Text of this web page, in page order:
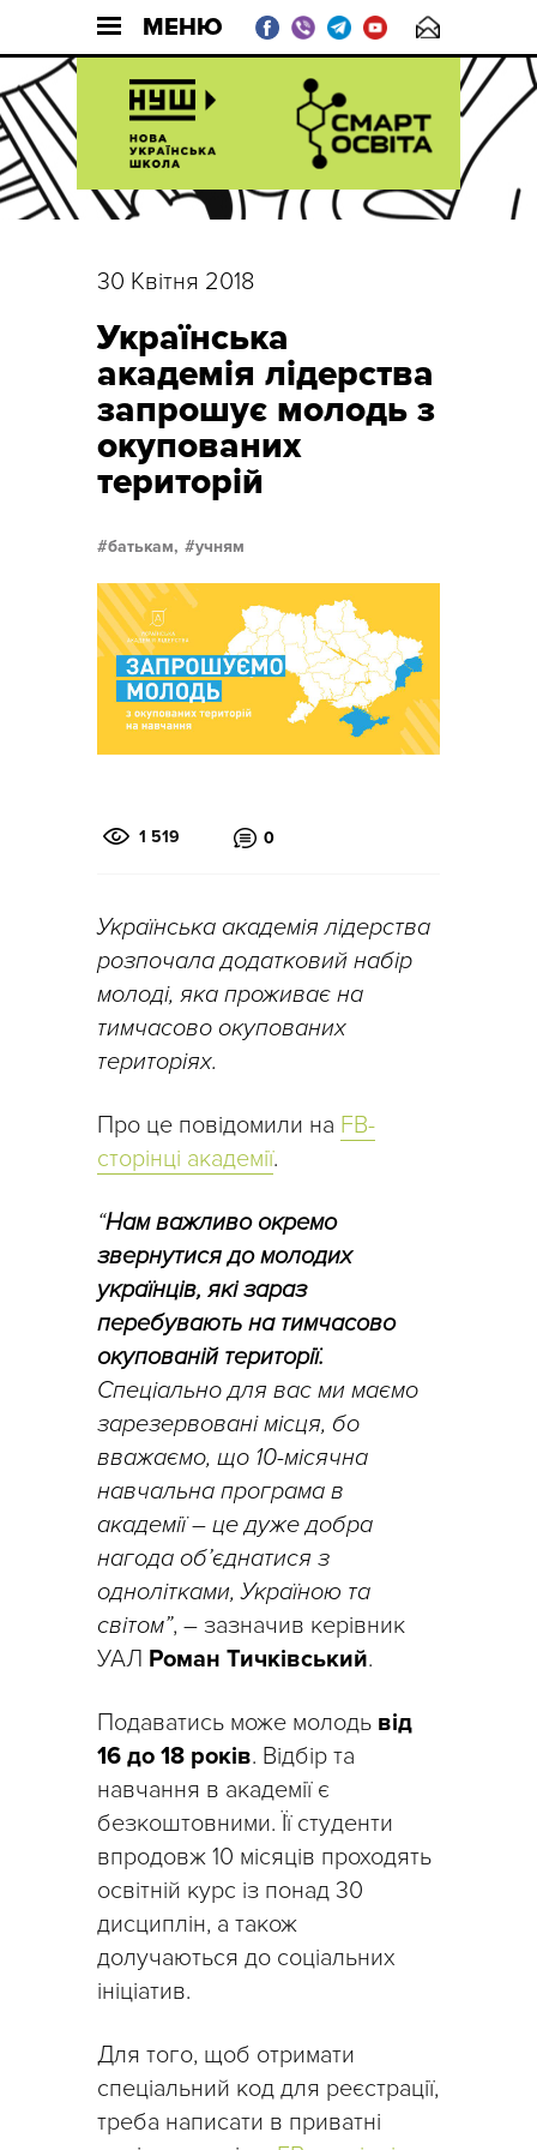
МЕНЮ
30 Квітня 2018
Українська
академія лідерства
запрошує молодь з
окупованих
територій
батькам, учням
1 519 0
Українська академія лідерства
розпочала додатковий набір
молоді, яка проживає на
тимчасово окупованих
територіях.
Про це повідомили на FB-
сторінці академії.
“Нам важливо окремо
звернутися до молодих
українців, які зараз
перебувають на тимчасово
окупованій території.
Спеціально для вас ми маємо
зарезервовані місця, бо
вважаємо, що 10-місячна
навчальна програма в
академії– це дуже добра
нагода об’єднатися з
однолітками, Україною та
світом”, – зазначив керівник
УАЛ Роман Тичківський.
Подаватись може молодь від
16 до 18 років. Відбір та
навчання в академії є
безкоштовними. Її студенти
впродовж 10 місяців проходять
освітній курс із понад 30
дисциплін, а також
долучаються до соціальних
ініціатив.
Для того, щоб отримати
спеціальний код для реєстрації,
треба написати в приватні